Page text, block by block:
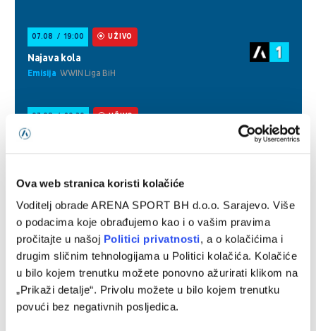
Ova web stranica koristi kolačiće
Voditelj obrade ARENA SPORT BH d.o.o. Sarajevo. Više
o podacima koje obrađujemo kao i o vašim pravima
pročitajte u našoj Politici privatnosti, a o kolačićima i
drugim sličnim tehnologijama u Politici kolačića. Kolačiće
u bilo kojem trenutku možete ponovno ažurirati klikom na
„Prikaži detalje“. Privolu možete u bilo kojem trenutku
povući bez negativnih posljedica.